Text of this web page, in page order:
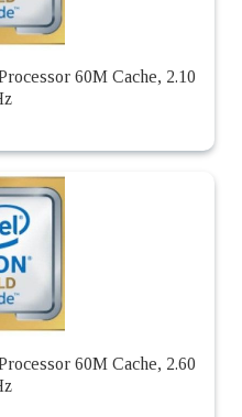
60M Cache, 2.10
60M Cache, 2.60